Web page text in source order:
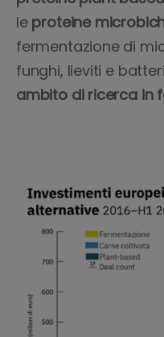
le proteine
fermentazione di
funghi, lieviti e
ambito di ricerca in